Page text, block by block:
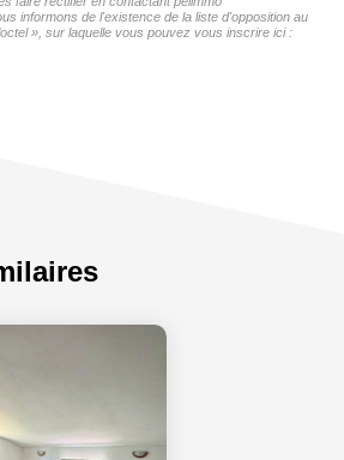
informons de l'existence de la liste d'opposition au
», sur laquelle vous pouvez vous inscrire ici :